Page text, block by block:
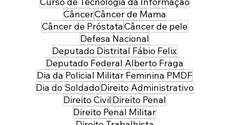
CâncerCâncer de Mama
Câncer de PróstataCâncer de pele
Defesa Nacional
Deputado Distrital Fábio Felix
Deputado Federal Alberto Fraga
Dia da Policial Militar Feminina PMDF
Dia do SoldadoDireito Administrativo
Direito CivilDireito Penal
Direito Penal Militar